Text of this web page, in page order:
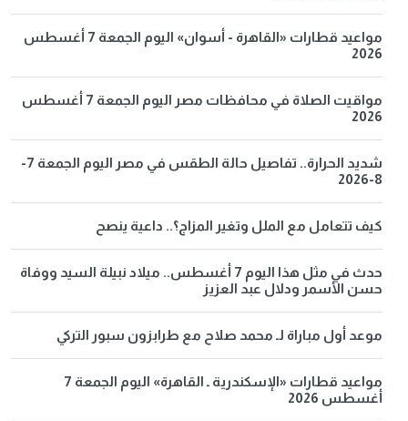
مواعيد قطارات «القاهرة - أسوان» اليوم الجمعة 7 أغسطس
2026
مواقيت الصلاة في محافظات مصر اليوم الجمعة 7 أغسطس
2026
شديد الحرارة.. تفاصيل حالة الطقس في مصر اليوم الجمعة 7-
8-2026
كيف تتعامل مع الملل وتغير المزاج؟.. داعية ينصح
حدث في مثل هذا اليوم 7 أغسطس.. ميلاد نبيلة السيد ووفاة
حسن الأسمر ودلال عبد العزيز
موعد أول مباراة لـ محمد صلاح مع طرابزون سبور التركي
مواعيد قطارات «الإسكندرية ـ القاهرة» اليوم الجمعة 7
أغسطس 2026